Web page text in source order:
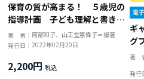
保育の質が高まる！ ５歳児の
指導計画 子ども理解と書き方
のポイント
著 者： 阿部和子、山王堂惠偉子＝編著
発行日：2022年02月20日
2,200円
ギ
グ
用
著
発行